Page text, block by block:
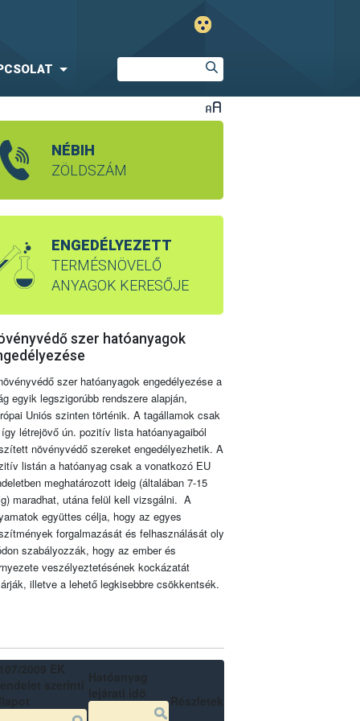
NÉBIH
ZÖLDSZÁM
ENGEDÉLYEZETT
TERMÉSNÖVELŐ
ANYAGOK KERESŐJE
szer hatóanyagok
szer hatóanyagok engedélyezése a
egyik legszigorúbb rendszere alapján,
Uniós szinten történik. A tagállamok csak
létrejövő ún. pozitív lista hatóanyagaiból
növényvédő szereket engedélyezhetik. A
listán a hatóanyag csak a vonatkozó EU
meghatározott ideig (általában 7-15
maradhat, utána felül kell vizsgálni. A
együttes célja, hogy az egyes
forgalmazását és felhasználását oly
szabályozzák, hogy az ember és
veszélyeztetésének kockázatát
illetve a lehető legkisebbre csökkentsék.